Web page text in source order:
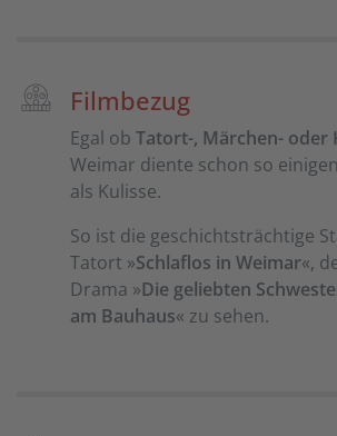
Filmbezug
Egal ob Tatort-, Märchen- oder
Weimar diente schon so
als Kulisse.
So ist die geschichtsträchtige
Tatort »Schlaflos in Weimar«,
Drama »Die geliebten
am Bauhaus« zu sehen.